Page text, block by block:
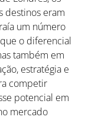
destinos eram
um número
o diferencial
também em
estratégia e
competir
potencial em
mercado